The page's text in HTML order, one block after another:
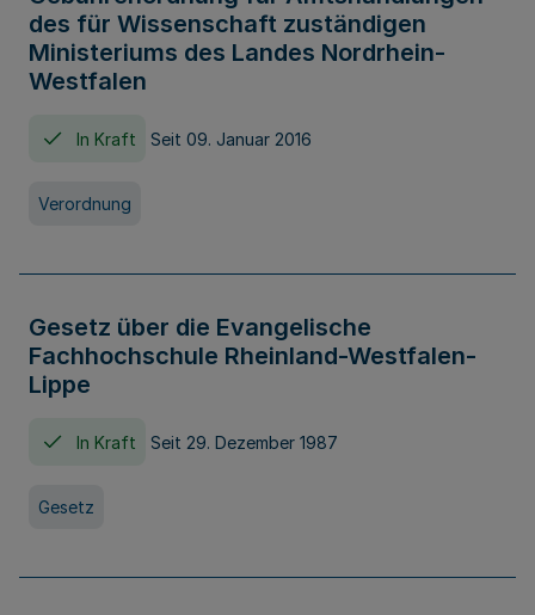
des für Wissenschaft zuständigen
Ministeriums des Landes Nordrhein-
Westfalen
In Kraft Seit 09. Januar 2016
Verordnung
Gesetz über die Evangelische
Fachhochschule Rheinland-Westfalen-
Lippe
In Kraft Seit 29. Dezember 1987
Gesetz